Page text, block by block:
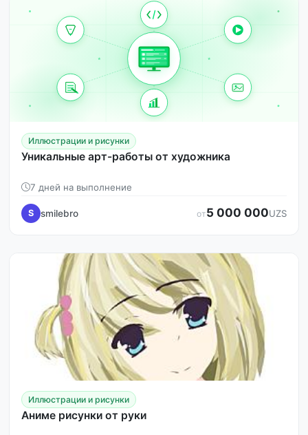
Иллюстрации и рисунки
Уникальные арт-работы от художника
7 дней на выполнение
S smilebro от5 000 000UZS
Иллюстрации и рисунки
Аниме рисунки от руки